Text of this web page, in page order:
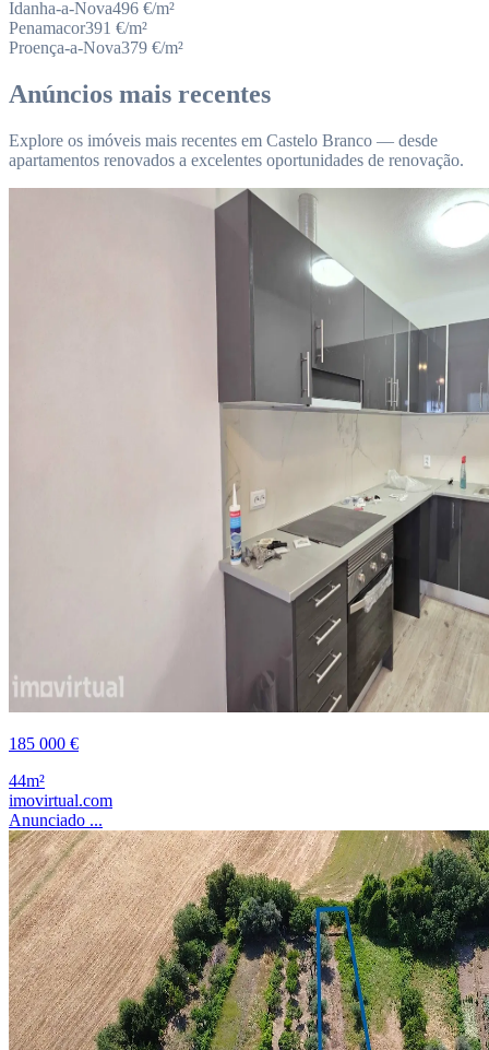
Idanha-a-Nova496 €/m²
Penamacor391 €/m²
Proença-a-Nova379 €/m²
Anúncios mais recentes
Explore os imóveis mais recentes em Castelo Branco — desde
apartamentos renovados a excelentes oportunidades de renovação.
185 000 €
44m²
imovirtual.com
Anunciado ...